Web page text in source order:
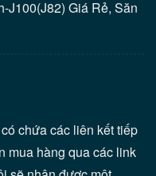
J100(J82) Giá Rẻ, Săn
có chứa các liên kết tiếp
mua hàng qua các link